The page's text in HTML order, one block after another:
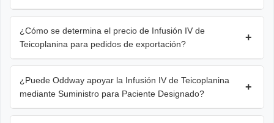
¿Cómo se determina el precio de Infusión IV de
Teicoplanina para pedidos de exportación?
+
¿Puede Oddway apoyar la Infusión IV de Teicoplanina
mediante Suministro para Paciente Designado?
+